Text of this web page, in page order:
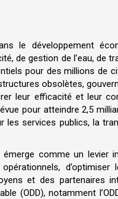
le développement
de gestion de l’eau, de
pour des millions de
obsolètes,
leur efficacité et leur
pour atteindre 2,5
les services publics, la
comme un levier
d’optimiser
et des partenaires
(ODD), notamment